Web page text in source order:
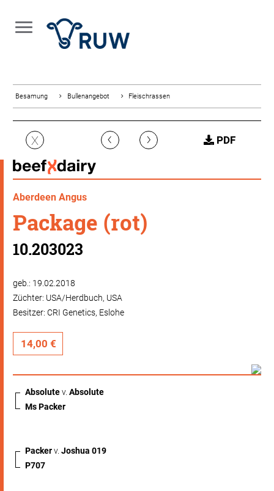
Besamung Bullenangebot Fleischrassen
X ‹ › PDF
Aberdeen Angus
Package (rot)
10.203023
geb.: 19.02.2018
Züchter: USA/Herdbuch, USA
Besitzer: CRI Genetics, Eslohe
14,00 €
Absolutev. Absolute
Ms Packer
Packerv. Joshua 019
P707